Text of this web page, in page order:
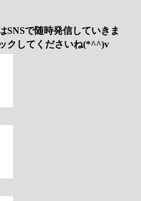
SNSで随時発信していきま
クしてくださいね(*^^)v